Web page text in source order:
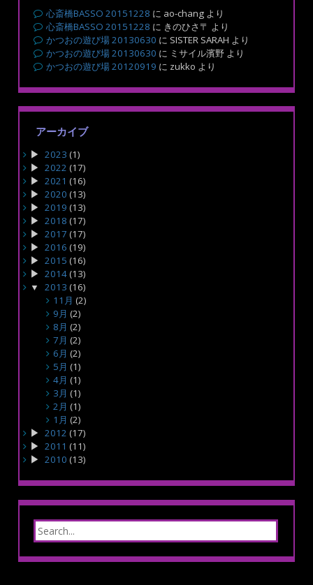
心斎橋BASSO 20151228 に ao-chang より
心斎橋BASSO 20151228 に きのひさ〒 より
かつおの遊び場 20130630 に SISTER SARAH より
かつおの遊び場 20130630 に ミサイル濱野 より
かつおの遊び場 20120919 に zukko より
アーカイブ
2023 (1)
2022 (17)
2021 (16)
2020 (13)
2019 (13)
2018 (17)
2017 (17)
2016 (19)
2015 (16)
2014 (13)
2013 (16)
11月 (2)
9月 (2)
8月 (2)
7月 (2)
6月 (2)
5月 (1)
4月 (1)
3月 (1)
2月 (1)
1月 (2)
2012 (17)
2011 (11)
2010 (13)